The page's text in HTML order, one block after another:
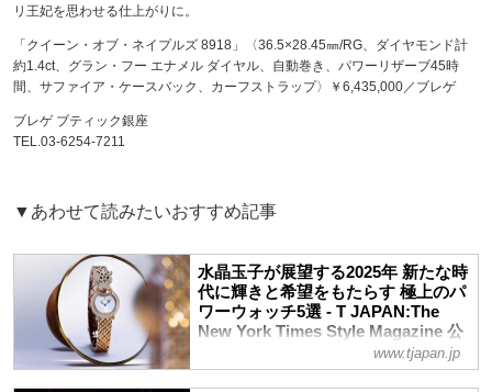
リ王妃を思わせる仕上がりに。
「クイーン・オブ・ネイプルズ 8918」〈36.5×28.45㎜/RG、ダイヤモンド計
約1.4ct、グラン・フー エナメル ダイヤル、自動巻き、パワーリザーブ45時
間、サファイア・ケースバック、カーフストラップ〉￥6,435,000／ブレゲ
ブレゲ ブティック銀座
TEL.03-6254-7211
▼あわせて読みたいおすすめ記事
水晶玉子が展望する2025年 新たな時
代に輝きと希望をもたらす 極上のパ
ワーウォッチ5選 - T JAPAN:The
New York Times Style Magazine 公
www.tjapan.jp